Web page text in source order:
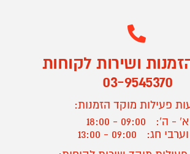
ושירות לקוחות
03-9545370
פעילות מוקד הזמנות:
א' - ה':
09:00 - 18:00
וערבי חג:
09:00 - 13:00